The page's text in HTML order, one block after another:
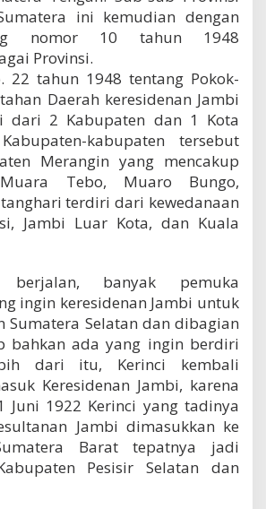
ini kemudian dengan
nomor 10 tahun 1948
Provinsi.
22 tahun 1948 tentang Pokok-
Daerah keresidenan Jambi
2 Kabupaten dan 1 Kota
kabupaten tersebut
Merangin yang mencakup
Muara Tebo, Muaro Bungo,
terdiri dari kewedanaan
Jambi Luar Kota, dan Kuala
banyak pemuka
ingin keresidenan Jambi untuk
Sumatera Selatan dan dibagian
bahkan ada yang ingin berdiri
dari itu, Kerinci kembali
Keresidenan Jambi, karena
Juni 1922 Kerinci yang tadinya
Jambi dimasukkan ke
Barat tepatnya jadi
Pesisir Selatan dan